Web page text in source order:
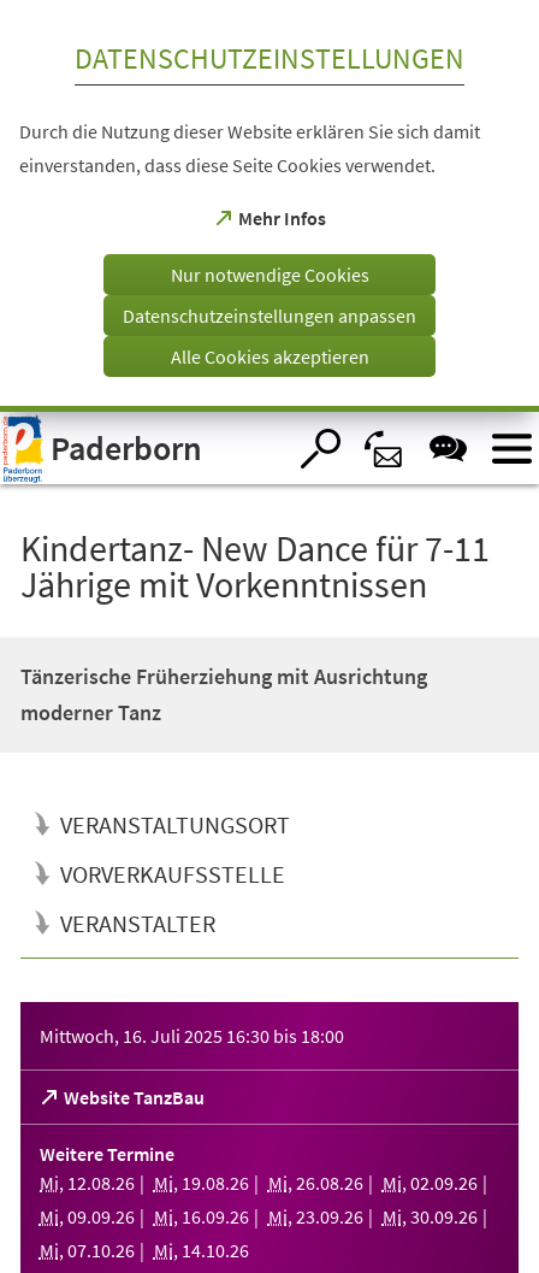
Visuelle
Assistenzsoftware
öffnen.
DATENSCHUTZEINSTELLUNGEN
Durch die Nutzung dieser Website erklären Sie sich damit
einverstanden, dass diese Seite Cookies verwendet.
Mehr Infos
(Öffnet
einem
Tab)
Nur notwendige Cookies
Datenschutzeinstellungen anpassen
Alle Cookies akzeptieren
Paderborn
Kindertanz- New Dance für 7-11
Jährige mit Vorkenntnissen
Tänzerische Früherziehung mit Ausrichtung
moderner Tanz
VERANSTALTUNGSORT
VORVERKAUFSSTELLE
VERANSTALTER
Mittwoch, 16. Juli 2025 16:30 bis 18:00
Website TanzBau
(Öffnet
in
einem
neuen
Tab)
Weitere Termine
Mi, 12.08.26 Mi, 19.08.26 Mi, 26.08.26 Mi, 02.09.26
Mi, 09.09.26 Mi, 16.09.26 Mi, 23.09.26 Mi, 30.09.26
Mi, 07.10.26 Mi, 14.10.26